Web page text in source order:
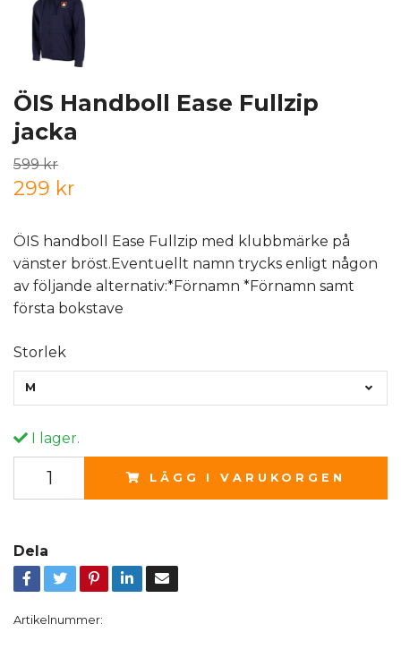
ÖIS Handboll Ease Fullzip
jacka
599 kr
299 kr
ÖIS handboll Ease Fullzip med klubbmärke på
vänster bröst.Eventuellt namn trycks enligt någon
av följande alternativ:*Förnamn *Förnamn samt
första bokstave
Storlek
M
I lager.
LÄGG I VARUKORGEN
Dela
Artikelnummer: